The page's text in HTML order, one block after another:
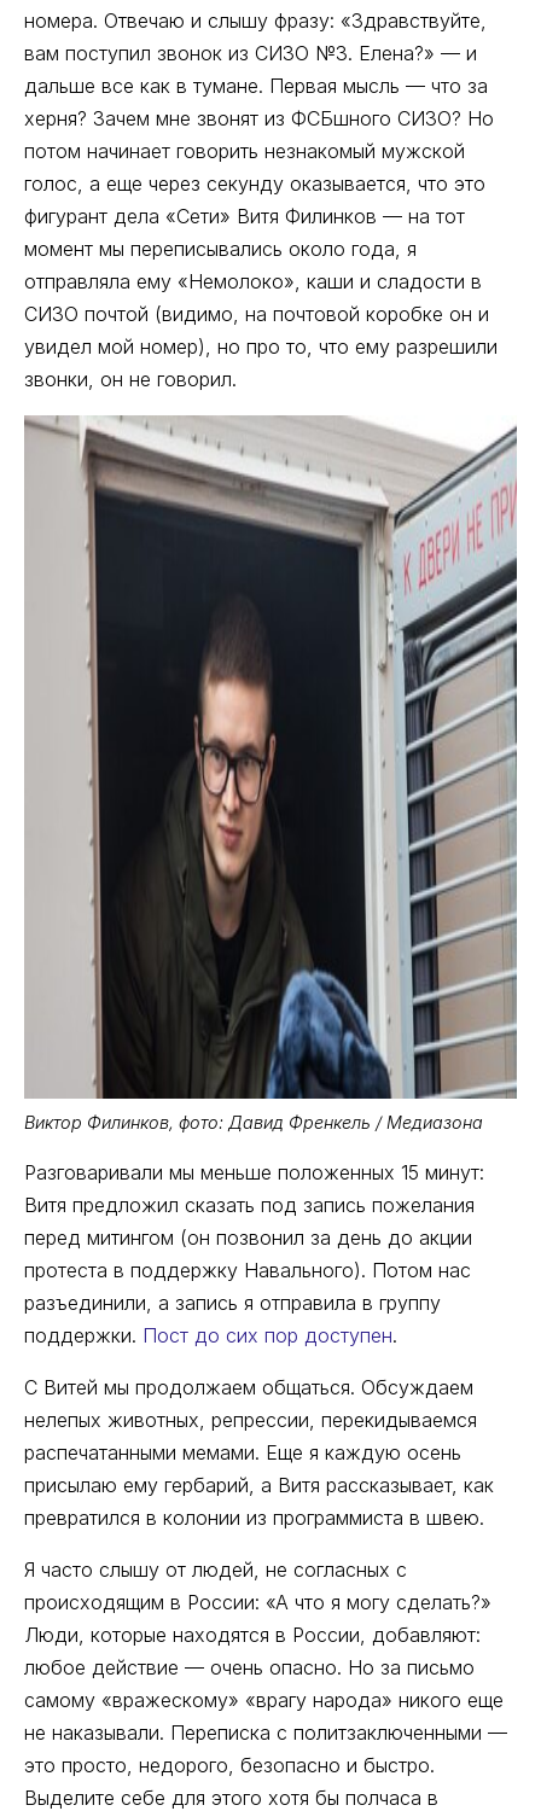
номера. Отвечаю и слышу фразу: «Здравствуйте,
вам поступил звонок из СИЗО №3. Елена?» — и
дальше все как в тумане. Первая мысль — что за
херня? Зачем мне звонят из ФСБшного СИЗО? Но
потом начинает говорить незнакомый мужской
голос, а еще через секунду оказывается, что это
фигурант дела «Сети» Витя Филинков — на тот
момент мы переписывались около года, я
отправляла ему «Немолоко», каши и сладости в
СИЗО почтой (видимо, на почтовой коробке он и
увидел мой номер), но про то, что ему разрешили
звонки, он не говорил.
Виктор Филинков, фото: Давид Френкель / Медиазона
Разговаривали мы меньше положенных 15 минут:
Витя предложил сказать под запись пожелания
перед митингом (он позвонил за день до акции
протеста в поддержку Навального). Потом нас
разъединили, а запись я отправила в группу
поддержки. Пост до сих пор доступен.
С Витей мы продолжаем общаться. Обсуждаем
нелепых животных, репрессии, перекидываемся
распечатанными мемами. Еще я каждую осень
присылаю ему гербарий, а Витя рассказывает, как
превратился в колонии из программиста в швею.
Я часто слышу от людей, не согласных с
происходящим в России: «А что я могу сделать?»
Люди, которые находятся в России, добавляют:
любое действие — очень опасно. Но за письмо
самому «вражескому» «врагу народа» никого еще
не наказывали. Переписка с политзаключенными —
это просто, недорого, безопасно и быстро.
Выделите себе для этого хотя бы полчаса в